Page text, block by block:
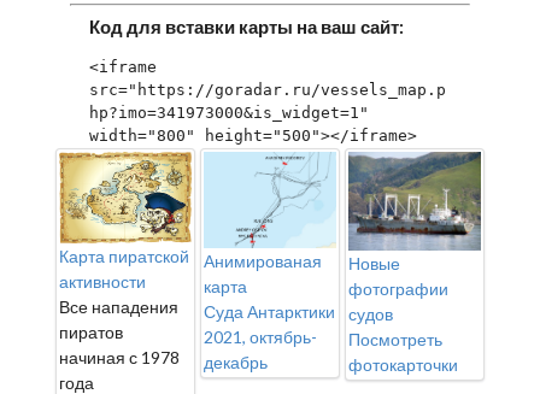
Код для вставки карты на ваш сайт:
<iframe
src="https://goradar.ru/vessels_map.p
hp?imo=341973000&is_widget=1"
width="800" height="500"></iframe>
Карта пиратской
активности
Все нападения
пиратов
начиная с 1978
года
Анимированая
карта
Суда Антарктики
2021, октябрь-
декабрь
Новые
фотографии
судов
Посмотреть
фотокарточки